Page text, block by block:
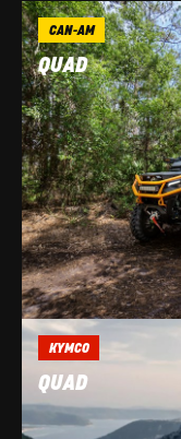
CAN-AM
QUAD
KYMCO
QUAD